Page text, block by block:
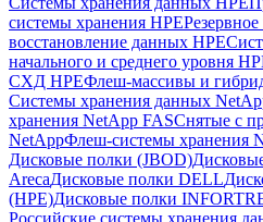
системы хранения HPE
восстановление данных HPE
начального и среднего уровня
СХД HPEФлеш-массивы и
Cистемы хранения данных
хранения NetApp FASСнятые с
NetAppФлеш-системы хранения
Дисковые полки (JBOD)
ArecaДисковые полки DELL
(HPE)Дисковые полки
Российские системы хранения